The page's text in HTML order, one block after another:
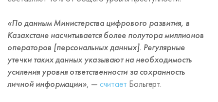
«По данным Министерства цифрового развития, в
Казахстане насчитывается более полутора миллионов
операторов [персональных данных]. Регулярные
утечки таких данных указывают на необходимость
усиления уровня ответственности за сохранность
личной информации», — считает Больгерт.